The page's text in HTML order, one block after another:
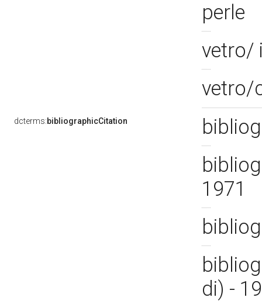
perle
vetro/
vetro/
dcterms:bibliographicCitation
1971
di) -